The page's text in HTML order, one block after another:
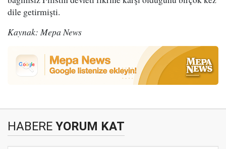
dile getirmişti.
Kaynak: Mepa News
HABERE YORUM KAT